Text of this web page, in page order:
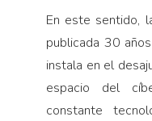
En este sentido,
publicada 30
instala en el
espacio del
constante